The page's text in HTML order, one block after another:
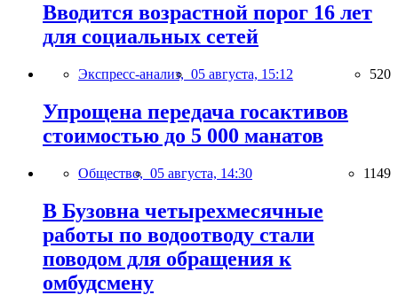
Вводится возрастной порог 16 лет
для социальных сетей
Экспресс-анализ, 05 августа, 15:12 520
Упрощена передача госактивов
стоимостью до 5 000 манатов
Общество, 05 августа, 14:30 1149
В Бузовна четырехмесячные
работы по водоотводу стали
поводом для обращения к
омбудсмену